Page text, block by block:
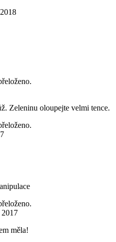
Zeleninu oloupejte velmi tence.
2017
měla!